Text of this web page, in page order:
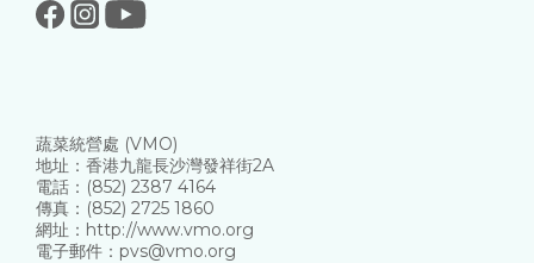
蔬菜統營處 (VMO)
地址：香港九龍長沙灣發祥街2A
電話：(852) 2387 4164
傳真：(852) 2725 1860
網址：http://www.vmo.org
電子郵件：pvs@vmo.org